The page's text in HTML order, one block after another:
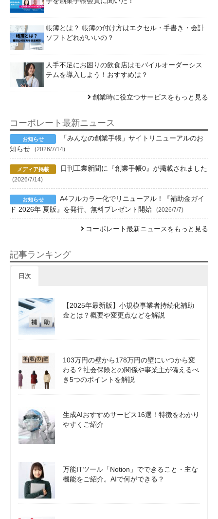
帳簿とは？ 帳簿の付け方はエクセル・手書き・会計
ソフトどれがいいの？
人手不足にお困りの飲食店はモバイルオーダーシス
テムを導入しよう！おすすめは？
創業時に役立つサービスをもっと見る
コーポレート最新ニュース
「みんなの創業手帳」サイトリニューアルのお
知らせ
(2026/7/14)
日刊工業新聞に『創業手帳0』が掲載されました
(2026/7/14)
A4フルカラー化でリニューアル！『補助金ガイ
ド 2026年 夏版』を発行、無料プレゼント開始
(2026/7/7)
コーポレート最新ニュースをもっと見る
記事ランキング
日次
【2025年最新版】小規模事業者持続化補助
金とは？概要や変更点などを解説
103万円の壁から178万円の壁にいつから変
わる？社会保険との関係や事業主が備えるべ
き5つのポイントを解説
生成AIおすすめサービス16選！特徴をわかり
やすくご紹介
万能ITツール「Notion」でできること・主な
機能をご紹介。AIで何ができる？